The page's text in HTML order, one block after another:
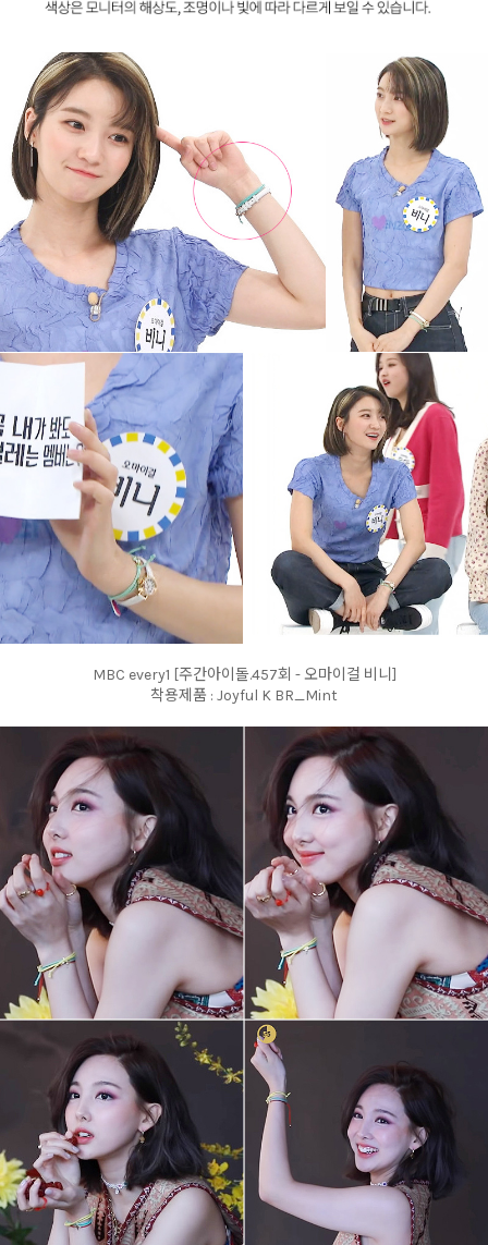
MBC every1 [주간아이돌.457회 - 오마이걸 비니]
착용제품 : Joyful K BR_Mint